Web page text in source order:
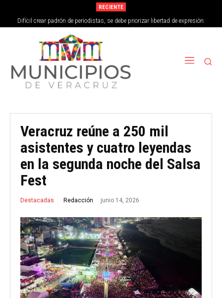
RECIENTE
Difícil crear padrón de periodistas, se debe priorizar libertad de expresión:
Bertha Ahued
Veracruz reúne a 250 mil
asistentes y cuatro leyendas
en la segunda noche del Salsa
Fest
Destacadas Redacción junio 14, 2026